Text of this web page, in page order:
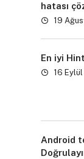
hatası
19
En iyi
16
Android